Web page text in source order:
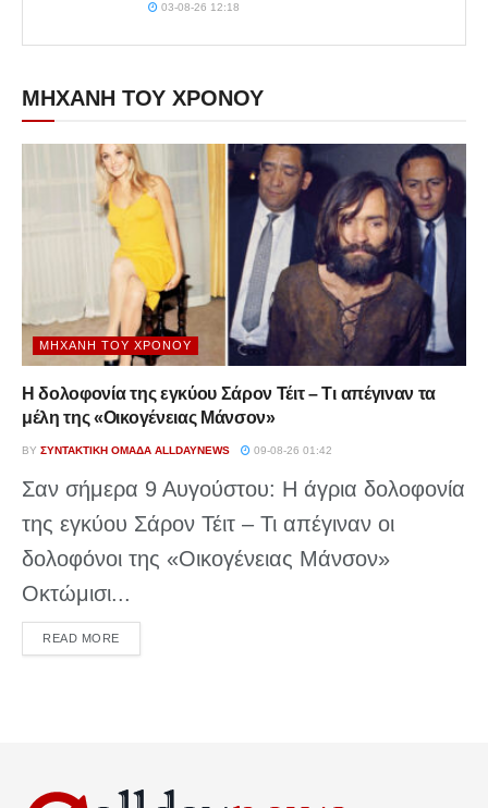
03-08-26 12:18
ΜΗΧΑΝΗ ΤΟΥ ΧΡΟΝΟΥ
ΜΗΧΑΝΉ ΤΟΥ ΧΡΌΝΟΥ
Η δολοφονία της εγκύου Σάρον Τέιτ – Τι απέγιναν τα
μέλη της «Οικογένειας Μάνσον»
BY ΣΥΝΤΑΚΤΙΚΉ ΟΜΆΔΑ ALLDAYNEWS 09-08-26 01:42
Σαν σήμερα 9 Αυγούστου: Η άγρια δολοφονία
της εγκύου Σάρον Τέιτ – Τι απέγιναν οι
δολοφόνοι της «Οικογένειας Μάνσον»
Οκτώμισι...
READ MOREDETAILS